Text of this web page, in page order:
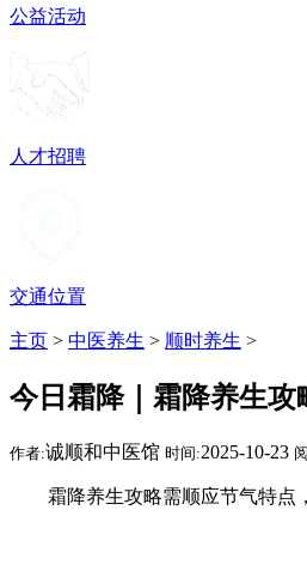
公益活动
人才招聘
交通位置
主页 > 中医养生 > 顺时养生 >
今日霜降｜霜降养生攻
作者:诚顺和中医馆 时间:2025-10-23
霜降养生攻略需顺应节气特点，